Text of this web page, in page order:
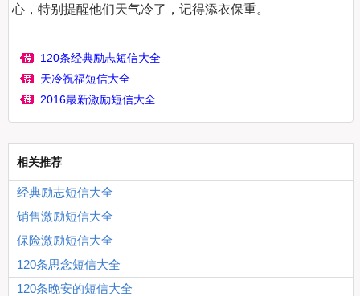
心，特别提醒他们天气冷了，记得添衣保重。
120条经典励志短信大全
天冷祝福短信大全
2016最新激励短信大全
相关推荐
经典励志短信大全
销售激励短信大全
保险激励短信大全
120条思念短信大全
120条晚安的短信大全